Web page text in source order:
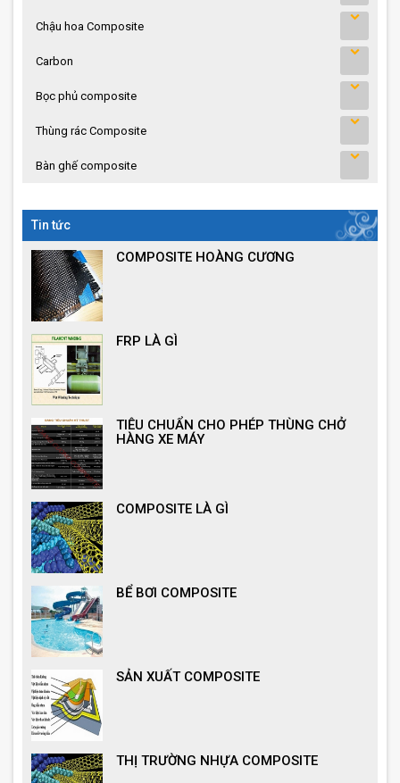
Chậu hoa Composite
Carbon
Bọc phủ composite
Thùng rác Composite
Bàn ghế composite
Tin tức
COMPOSITE HOÀNG CƯƠNG
FRP LÀ GÌ
TIÊU CHUẨN CHO PHÉP THÙNG CHỞ
HÀNG XE MÁY
COMPOSITE LÀ GÌ
BỂ BƠI COMPOSITE
SẢN XUẤT COMPOSITE
THỊ TRƯỜNG NHỰA COMPOSITE